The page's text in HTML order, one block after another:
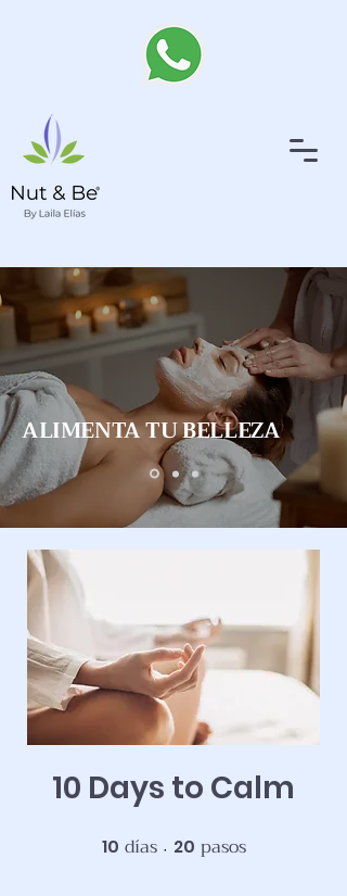
ALIMENTA TU BELLEZA
10 Days to Calm
10 días 10 días
20 pasos